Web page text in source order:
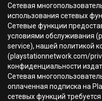
Сетевая
использования сетевых
Сетевые функции
условиями обслуживания
service), нашей политикой
(playstationnetwork.com/
конфиденциальности
Сетевая
оплаченная подписка на
сетевых функций